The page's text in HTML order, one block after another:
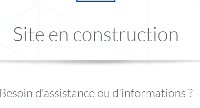
Site en construction
Besoin d'assistance ou d'informations ?